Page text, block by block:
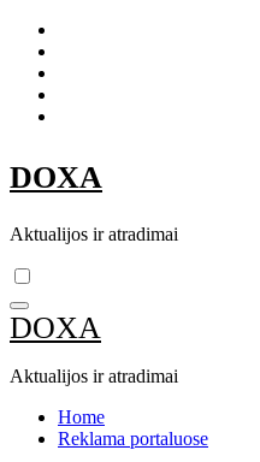
Skip
content
DOXA
Aktualijos ir atradimai
DOXA
Aktualijos ir atradimai
Home
Reklama portaluose